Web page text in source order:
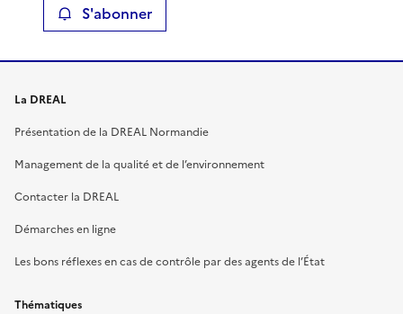
S'abonner
La DREAL
Présentation de la DREAL Normandie
Management de la qualité et de l’environnement
Contacter la DREAL
Démarches en ligne
Les bons réflexes en cas de contrôle par des agents de l’État
Thématiques